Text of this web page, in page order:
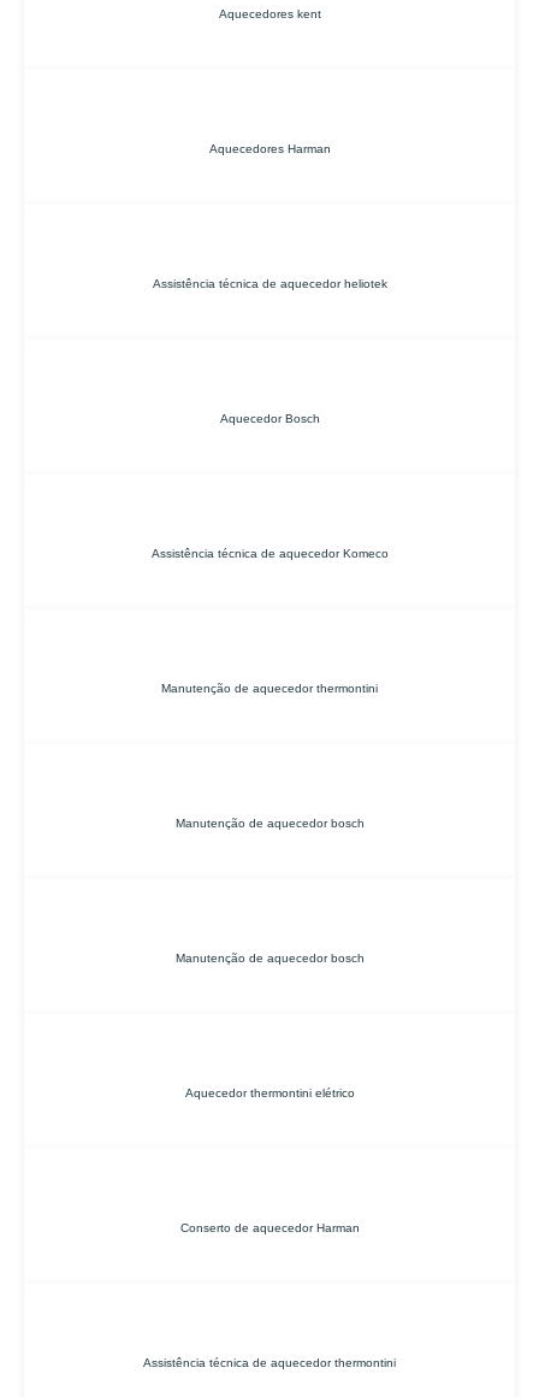
Aquecedores kent
Aquecedores Harman
Assistência técnica de aquecedor heliotek
Aquecedor Bosch
Assistência técnica de aquecedor Komeco
Manutenção de aquecedor thermontini
Manutenção de aquecedor bosch
Manutenção de aquecedor bosch
Aquecedor thermontini elétrico
Conserto de aquecedor Harman
Assistência técnica de aquecedor thermontini